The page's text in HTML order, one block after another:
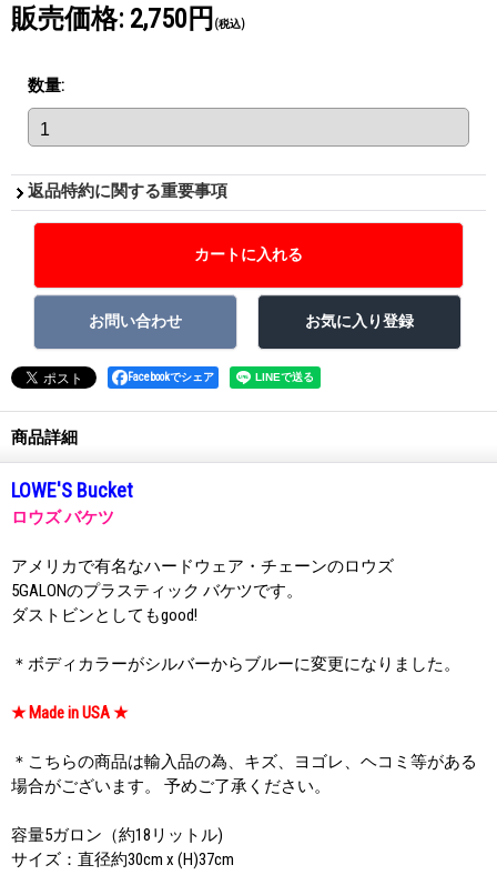
販売価格: 2,750円 (税込)
数量:
返品特約に関する重要事項
Facebookでシェア
商品詳細
LOWE'S Bucket
ロウズ バケツ
アメリカで有名なハードウェア・チェーンのロウズ
5GALONのプラスティック バケツです。
ダストビンとしてもgood!
＊ボディカラーがシルバーからブルーに変更になりました。
★ Made in USA ★
＊こちらの商品は輸入品の為、キズ、ヨゴレ、ヘコミ等がある
場合がございます。 予めご了承ください。
容量5ガロン（約18リットル)
サイズ：直径約30cm x (H)37cm